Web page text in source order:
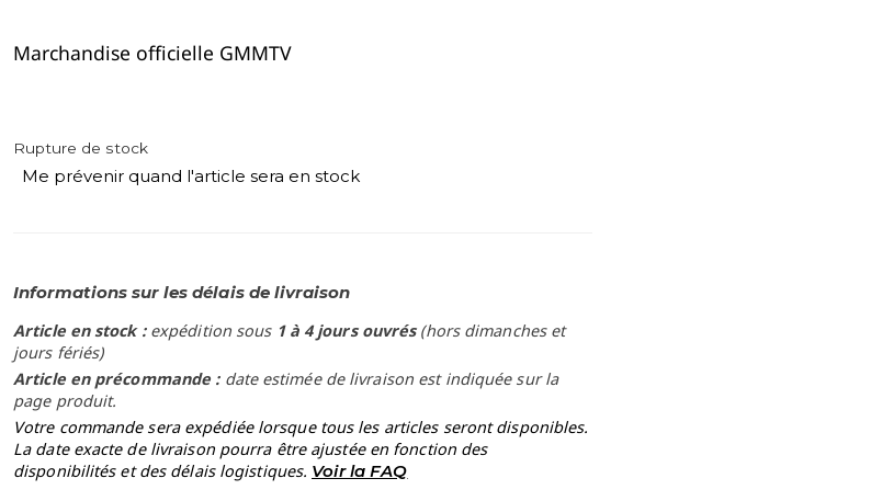
Marchandise officielle GMMTV
Rupture de stock
Me prévenir quand l'article sera en stock
Informations sur les délais de livraison
Article en stock : expédition sous 1 à 4 jours ouvrés(hors dimanches et
jours fériés)
Article en précommande : date estimée de livraison est indiquée sur la
page produit.
Votre commande sera expédiée lorsque tous les articles seront disponibles.
La date exacte de livraison pourra être ajustée en fonction des
disponibilités et des délais logistiques. Voir la FAQ